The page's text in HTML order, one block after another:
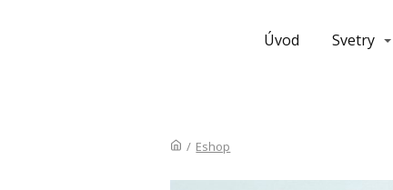
Úvod Svetry
/ Eshop